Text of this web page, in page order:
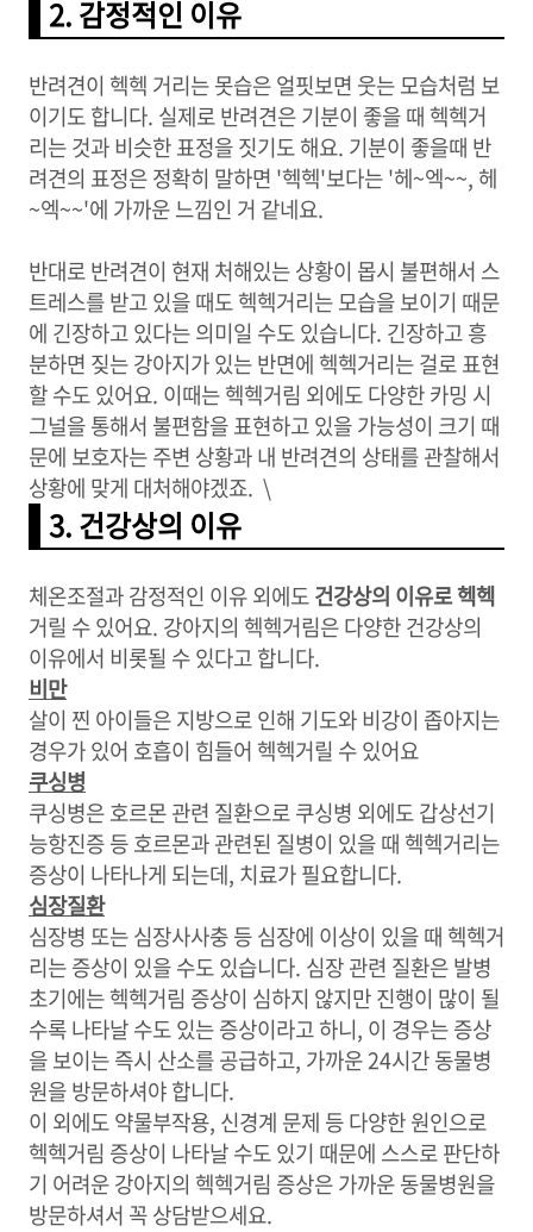
2. 감정적인 이유
반려견이 헥헥 거리는 못습은 얼핏보면 웃는 모습처럼 보
이기도 합니다. 실제로 반려견은 기분이 좋을 때 헥헥거
리는 것과 비슷한 표정을 짓기도 해요. 기분이 좋을때 반
려견의 표정은 정확히 말하면 '헥헥'보다는 '헤~엑~~, 헤
~엑~~'에 가까운 느낌인 거 같네요.
반대로 반려견이 현재 처해있는 상황이 몹시 불편해서 스
트레스를 받고 있을 때도 헥헥거리는 모습을 보이기 때문
에 긴장하고 있다는 의미일 수도 있습니다. 긴장하고 흥
분하면 짖는 강아지가 있는 반면에 헥헥거리는 걸로 표현
할 수도 있어요. 이때는 헥헥거림 외에도 다양한 카밍 시
그널을 통해서 불편함을 표현하고 있을 가능성이 크기 때
문에 보호자는 주변 상황과 내 반려견의 상태를 관찰해서
상황에 맞게 대처해야겠죠. \
3. 건강상의 이유
체온조절과 감정적인 이유 외에도건강상의 이유로 헥헥
거릴 수 있어요. 강아지의 헥헥거림은 다양한 건강상의
이유에서 비롯될 수 있다고 합니다.
비만
살이 찐 아이들은 지방으로 인해 기도와 비강이 좁아지는
경우가 있어 호흡이 힘들어 헥헥거릴 수 있어요
쿠싱병
쿠싱병은 호르몬 관련 질환으로 쿠싱병 외에도 갑상선기
능항진증 등 호르몬과 관련된 질병이 있을 때 헥헥거리는
증상이 나타나게 되는데, 치료가 필요합니다.
심장질환
심장병 또는 심장사사충 등 심장에 이상이 있을 때 헥헥거
리는 증상이 있을 수도 있습니다. 심장 관련 질환은 발병
초기에는 헥헥거림 증상이 심하지 않지만 진행이 많이 될
수록 나타날 수도 있는 증상이라고 하니, 이 경우는 증상
을 보이는 즉시 산소를 공급하고, 가까운 24시간 동물병
원을 방문하셔야 합니다.
이 외에도 약물부작용, 신경계 문제 등 다양한 원인으로
헥헥거림 증상이 나타날 수도 있기 때문에 스스로 판단하
기 어려운 강아지의 헥헥거림 증상은 가까운 동물병원을
방문하셔서 꼭 상담받으세요.